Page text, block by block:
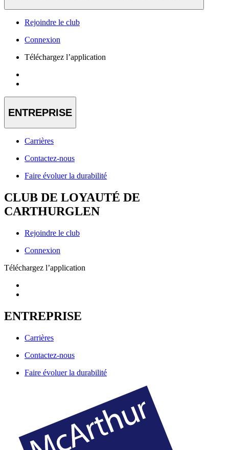
Rejoindre le club
Connexion
Téléchargez l’application
ENTREPRISE
Carrières
Contactez-nous
Faire évoluer la durabilité
CLUB DE LOYAUTÉ DE
CARTHURGLEN
Rejoindre le club
Connexion
Téléchargez l’application
ENTREPRISE
Carrières
Contactez-nous
Faire évoluer la durabilité